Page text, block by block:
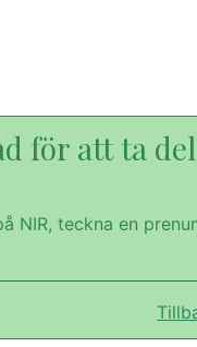
för att ta
NIR, teckna en